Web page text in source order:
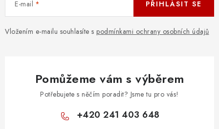
ý
p
E-mail
Vložením e-mailu souhlasíte s podmínkami ochrany osobních údajů
PŘIHLÁSIT SE
Pomůžeme vám s výběrem
Potřebujete s něčím poradit? Jsme tu pro vás!
+420 241 403 648